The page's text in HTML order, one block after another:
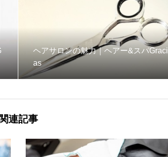
ヘアサロンの魅力｜ヘアー&スパGraci
as
関連記事